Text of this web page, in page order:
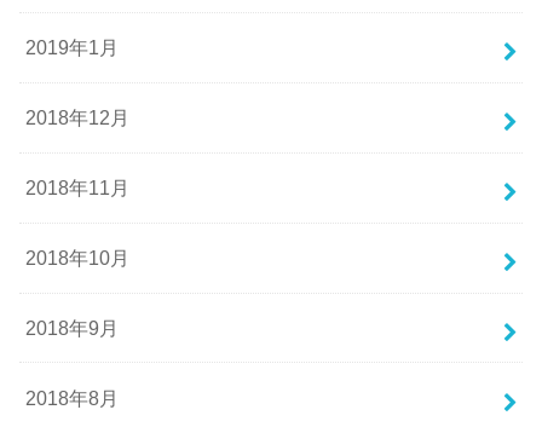
2019年1月
2018年12月
2018年11月
2018年10月
2018年9月
2018年8月